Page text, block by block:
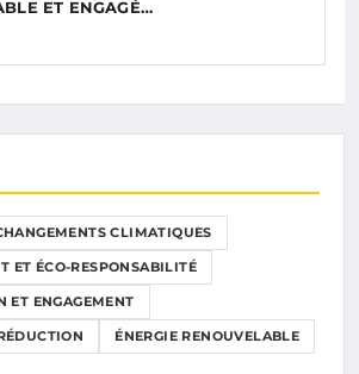
ET ENGAGÉ…
CLIMATIQUES
ET ÉCO-RESPONSABILITÉ
ET ENGAGEMENT
ÉNERGIE RENOUVELABLE